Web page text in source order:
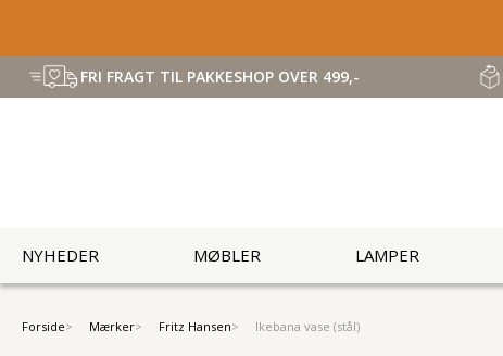
FRI FRAGT TIL PAKKESHOP OVER 499,-
NYHEDER MØBLER LAMPER
Forside Mærker Fritz Hansen Ikebana vase (stål)